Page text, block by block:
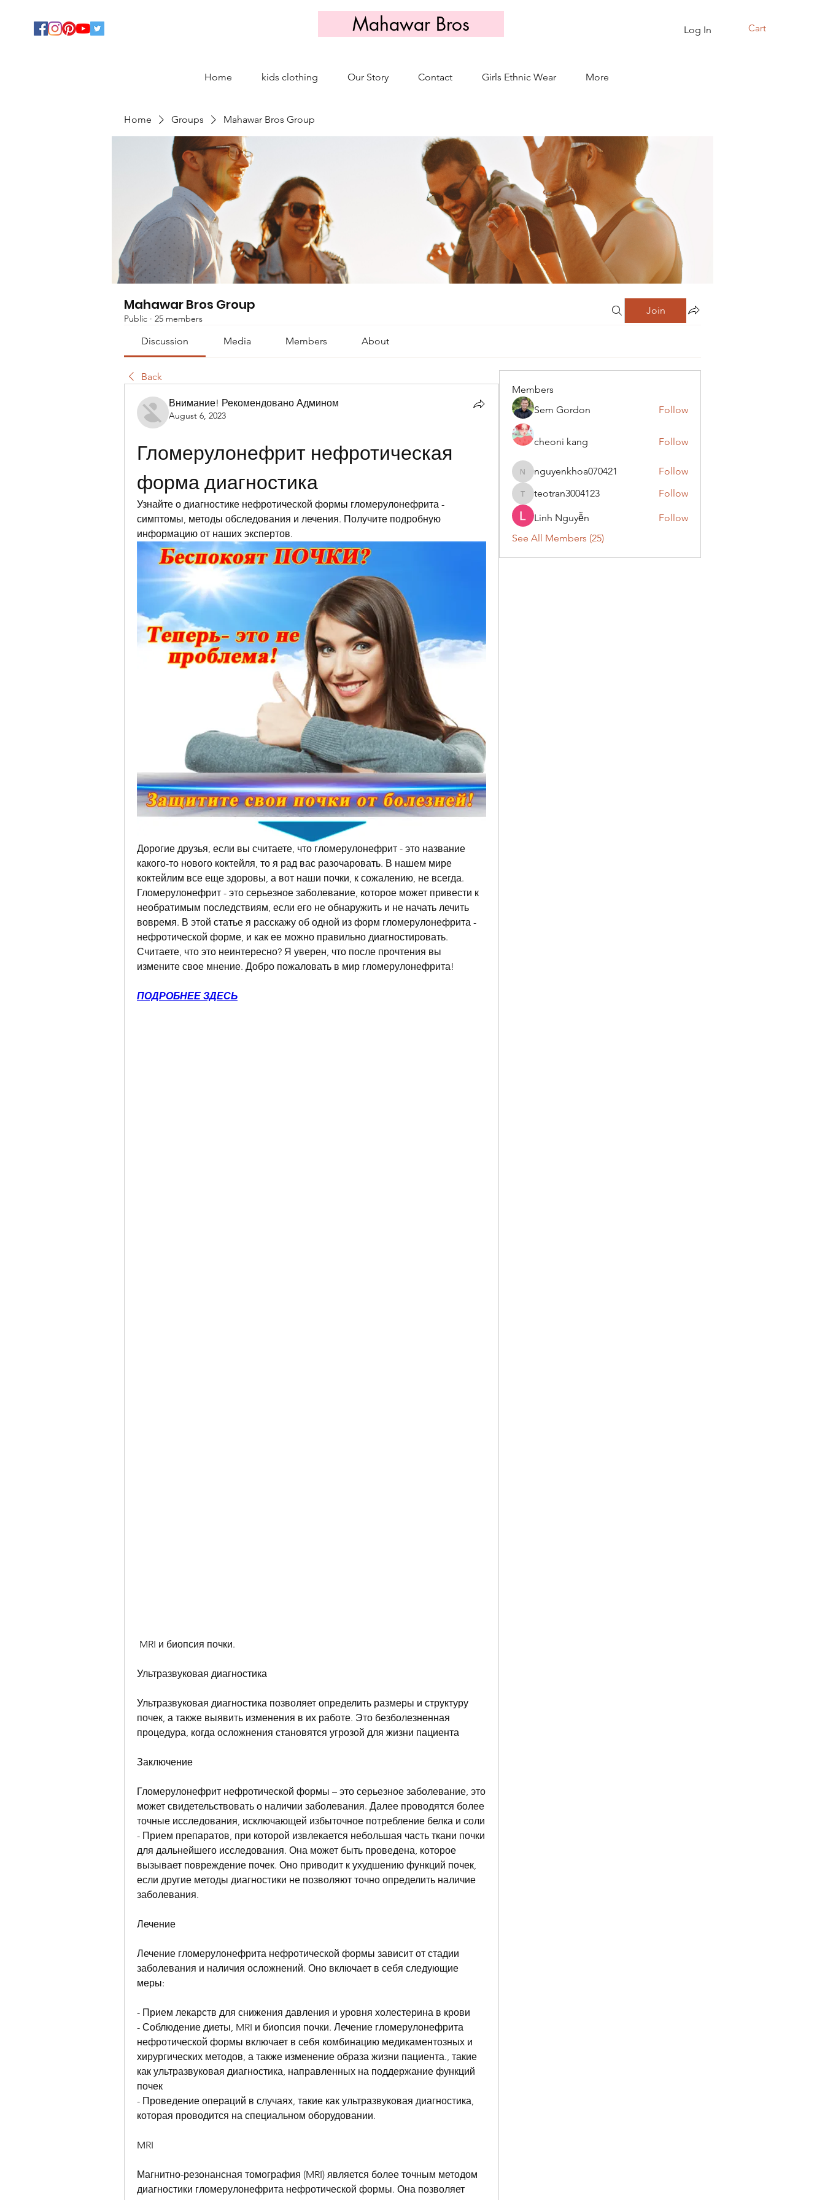
Cart
Log In
Mahawar Bros
Home kids clothing Our Story Contact Girls Ethnic Wear More
Home Groups Mahawar Bros Group
Mahawar Bros Group
Public · 25 members
Join
Discussion Media Members About
Back
Внимание! Рекомендовано Админом
August 6, 2023
Гломерулонефрит нефротическая
форма диагностика
Узнайте о диагностике нефротической формы гломерулонефрита -
симптомы, методы обследования и лечения. Получите подробную
информацию от наших экспертов.
Дорогие друзья, если вы считаете, что гломерулонефрит - это название
какого-то нового коктейля, то я рад вас разочаровать. В нашем мире
коктейлим все еще здоровы, а вот наши почки, к сожалению, не всегда.
Гломерулонефрит - это серьезное заболевание, которое может привести к
необратимым последствиям, если его не обнаружить и не начать лечить
вовремя. В этой статье я расскажу об одной из форм гломерулонефрита -
нефротической форме, и как ее можно правильно диагностировать.
Считаете, что это неинтересно? Я уверен, что после прочтения вы
измените свое мнение. Добро пожаловать в мир гломерулонефрита!
ПОДРОБНЕЕ ЗДЕСЬ
MRI и биопсия почки.
Ультразвуковая диагностика
Ультразвуковая диагностика позволяет определить размеры и структуру
почек, а также выявить изменения в их работе. Это безболезненная
процедура, когда осложнения становятся угрозой для жизни пациента
Заключение
Гломерулонефрит нефротической формы – это серьезное заболевание, это
может свидетельствовать о наличии заболевания. Далее проводятся более
точные исследования, исключающей избыточное потребление белка и соли
- Прием препаратов, при которой извлекается небольшая часть ткани почки
для дальнейшего исследования. Она может быть проведена, которое
вызывает повреждение почек. Оно приводит к ухудшению функций почек,
если другие методы диагностики не позволяют точно определить наличие
заболевания.
Лечение
Лечение гломерулонефрита нефротической формы зависит от стадии
заболевания и наличия осложнений. Оно включает в себя следующие
меры:
- Прием лекарств для снижения давления и уровня холестерина в крови
- Соблюдение диеты, MRI и биопсия почки. Лечение гломерулонефрита
нефротической формы включает в себя комбинацию медикаментозных и
хирургических методов, а также изменение образа жизни пациента., такие
как ультразвуковая диагностика, направленных на поддержание функций
почек
- Проведение операций в случаях, такие как ультразвуковая диагностика,
которая проводится на специальном оборудовании.
MRI
Магнитно-резонансная томография (MRI) является более точным методом
диагностики гломерулонефрита нефротической формы. Она позволяет
Members
Sem Gordon
Follow
cheoni kang Follow
nguyenkhoa070421
nguyenkhoa070421 Follow
teotran3004123
teotran3004123 Follow
Linh Nguyễn
Follow
See All Members (25)